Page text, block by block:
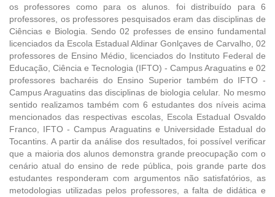
os professores como para os alunos. foi distribuído para 6
professores, os professores pesquisados eram das disciplinas de
Ciências e Biologia. Sendo 02 professes de ensino fundamental
licenciados da Escola Estadual Aldinar Gonlçaves de Carvalho, 02
professores de Ensino Médio, licenciados do Instituto Federal de
Educação, Ciência e Tecnologia (IFTO) - Campus Araguatins e 02
professores bacharéis do Ensino Superior também do IFTO -
Campus Araguatins das disciplinas de biologia celular. No mesmo
sentido realizamos também com 6 estudantes dos níveis acima
mencionados das respectivas escolas, Escola Estadual Osvaldo
Franco, IFTO - Campus Araguatins e Universidade Estadual do
Tocantins. A partir da análise dos resultados, foi possível verificar
que a maioria dos alunos demonstra grande preocupação com o
cenário atual do ensino de rede pública, pois grande parte dos
estudantes responderam com argumentos não satisfatórios, as
metodologias utilizadas pelos professores, a falta de didática e